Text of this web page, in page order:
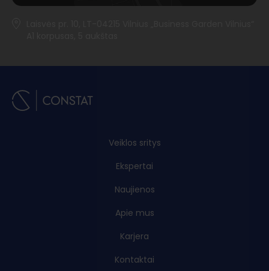
Veiklos sritys
Ekspertai
Naujienos
Apie mus
Karjera
Kontaktai